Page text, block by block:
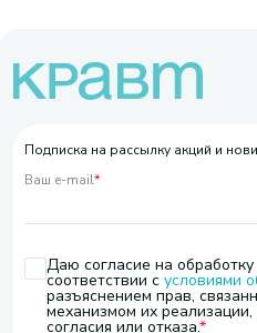
Подписка на рассылку акций и
Ваш e-mail*
Даю согласие на
соответствии с условиями
разъяснением прав,
механизмом их
согласия или отказа.